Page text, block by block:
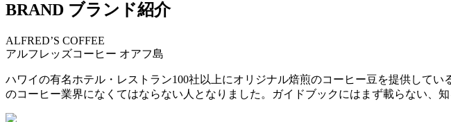
BRAND ブランド紹介
ALFRED’S COFFEE
アルフレッズコーヒー オアフ島
ハワイの有名ホテル・レストラン100社以上にオリジナル焙煎のコーヒー豆を提供して
のコーヒー業界になくてはならない人となりました。ガイドブックにはまず載らない、